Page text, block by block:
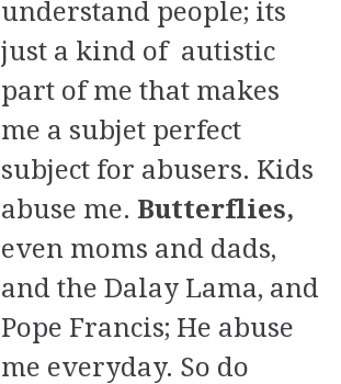
understand people; its
just a kind of autistic
part of me that makes
me a subjet perfect
subject for abusers. Kids
abuse me. Butterflies,
even moms and dads,
and the Dalay Lama, and
Pope Francis; He abuse
me everyday. So do